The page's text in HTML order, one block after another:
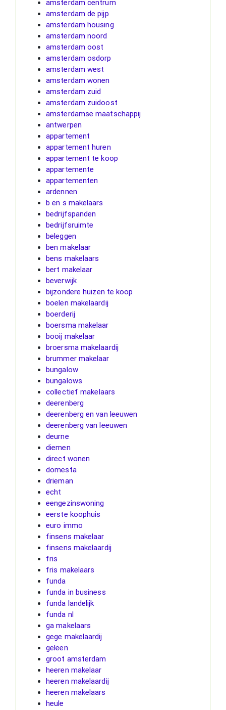
amsterdam centrum
amsterdam de pijp
amsterdam housing
amsterdam noord
amsterdam oost
amsterdam osdorp
amsterdam west
amsterdam wonen
amsterdam zuid
amsterdam zuidoost
amsterdamse maatschappij
antwerpen
appartement
appartement huren
appartement te koop
appartemente
appartementen
ardennen
b en s makelaars
bedrijfspanden
bedrijfsruimte
beleggen
ben makelaar
bens makelaars
bert makelaar
beverwijk
bijzondere huizen te koop
boelen makelaardij
boerderij
boersma makelaar
booij makelaar
broersma makelaardij
brummer makelaar
bungalow
bungalows
collectief makelaars
deerenberg
deerenberg en van leeuwen
deerenberg van leeuwen
deurne
diemen
direct wonen
domesta
drieman
echt
eengezinswoning
eerste koophuis
euro immo
finsens makelaar
finsens makelaardij
fris
fris makelaars
funda
funda in business
funda landelijk
funda nl
ga makelaars
gege makelaardij
geleen
groot amsterdam
heeren makelaar
heeren makelaardij
heeren makelaars
heule